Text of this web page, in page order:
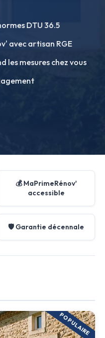
DTU 36.5
avec artisan RGE
les mesures chez vous
💰 MaPrimeRénov'
accessible
🛡️ Garantie décennale
POPULAIRE